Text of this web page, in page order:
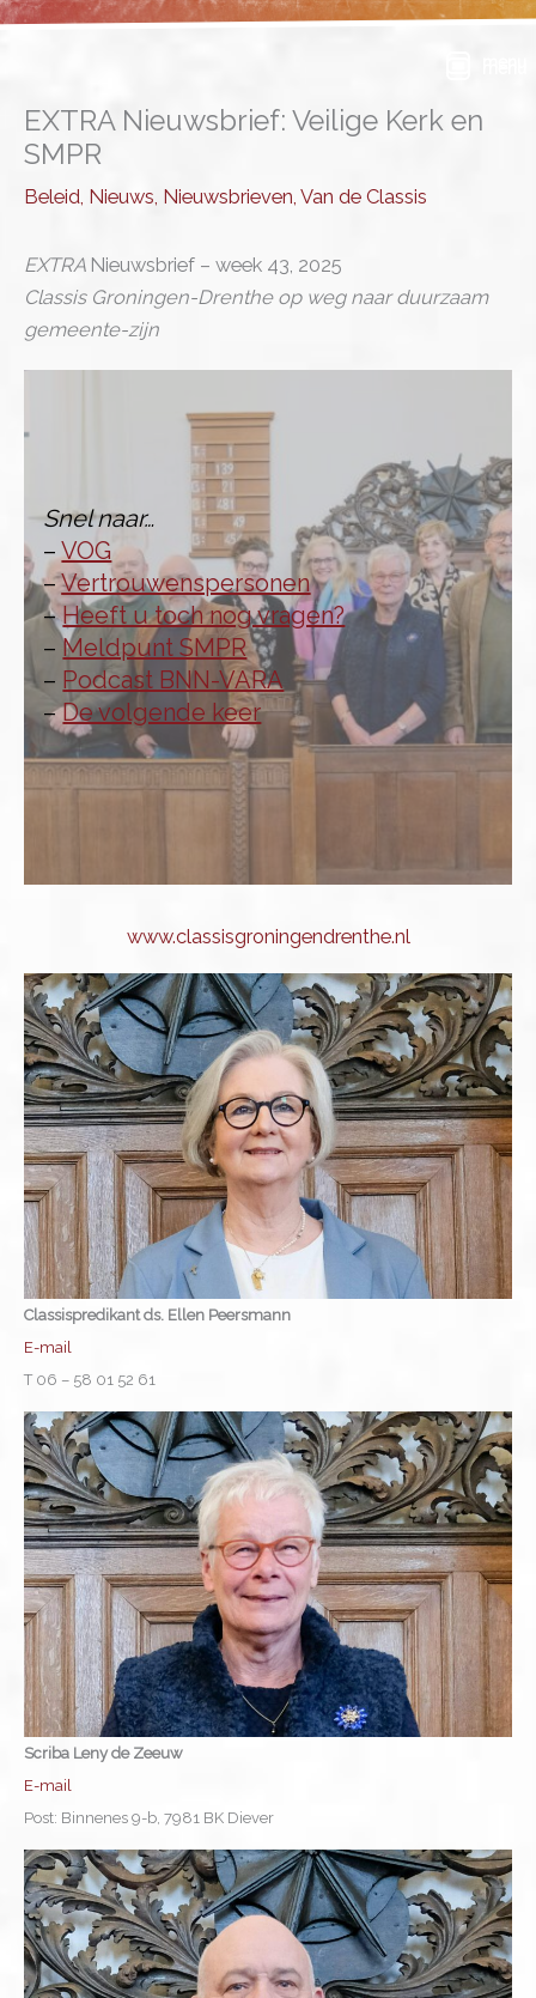
Ga
inhoudEXTRA Nieuwsbrief: Veilige Kerk en
SMPR
Beleid Nieuws Nieuwsbrieven Van de Classis
EXTRA Nieuwsbrief – week 43, 2025
Classis Groningen-Drenthe op weg naar duurzaam
gemeente-zijn
Snel naar…
–VOG
–Vertrouwenspersonen
–Heeft u toch nog vragen?
–Meldpunt SMPR
– Podcast BNN-VARA
–De volgende keer
www.classisgroningendrenthe.nl
Classispredikant ds. Ellen Peersmann
E-mail
T 06 – 58 01 52 61
Scriba Leny de Zeeuw
E-mail
Post: Binnenes 9-b, 7981 BK Diever